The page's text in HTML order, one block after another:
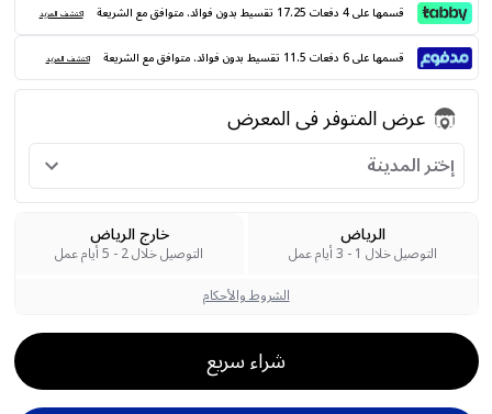
قسمها على 4 دفعات 17.25 تقسيط بدون فوائد. متوافق مع الشريعة اكتشف المزيد
قسمها على 6 دفعات 11.5 تقسيط بدون فوائد. متوافق مع الشريعة اكتشف المزيد
عرض المتوفر فى المعرض
إختر المدينة
الرياض
التوصيل خلال 1 - 3 أيام عمل
خارج الرياض
التوصيل خلال 2 - 5 أيام عمل
الشروط والأحكام
شراء سريع